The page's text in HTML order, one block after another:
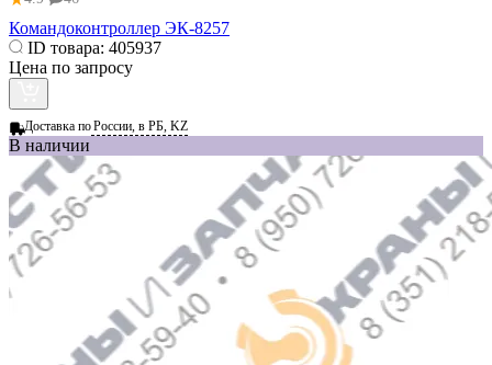
Командоконтроллер ЭК-8257
ID товара: 405937
Цена по запросу
Доставка поРоссии, в РБ, KZ
В наличии